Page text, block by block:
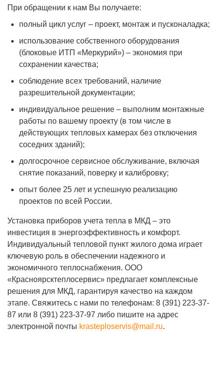
При обращении к нам Вы получаете:
полный цикл услуг – проект, монтаж и пусконаладка;
использование собственного оборудования
(блоковые ИТП «Меркурий») – экономия при
сохранении качества;
соблюдение всех требований, наличие
разрешительной документации;
индивидуальное решение – выполним монтажные
работы по вашему проекту (в том числе в
действующих тепловых камерах без отключения
соседних зданий);
долгосрочное сервисное обслуживание, включая
снятие показаний, поверку и калибровку;
опыт более 25 лет и успешную реализацию
проектов по всей России.
Установка приборов учета тепла в МКД – это
инвестиция в энергоэффективность и комфорт.
Индивидуальный тепловой пункт жилого дома играет
ключевую роль в обеспечении надежного и
экономичного теплоснабжения. ООО
«Красноярсктеплосервис» предлагает комплексные
решения для МКД, гарантируя качество на каждом
этапе. Свяжитесь с нами по телефонам: 8 (391) 223-37-
87 или 8 (391) 223-37-97 либо пишите на адрес
электронной почты krasteploservis@mail.ru.